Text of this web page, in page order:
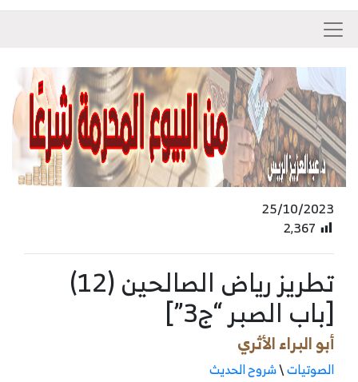
25/10/2023
2٬367
تطريز رياض الصالحين (12)
[باب الصبر “ج3”]
أبو البراء الأثري
الصوتيات\شروح الحديث